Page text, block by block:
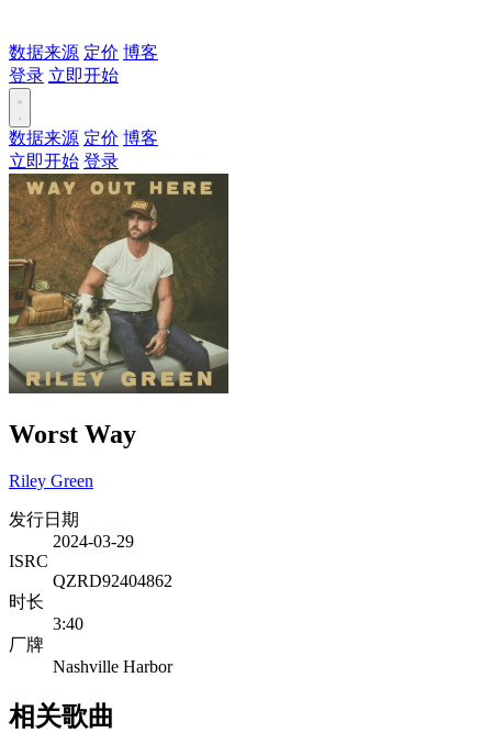
数据来源 定价 博客
登录 立即开始
数据来源 定价 博客
立即开始 登录
Worst Way
Riley Green
发行日期
2024-03-29
ISRC
QZRD92404862
时长
3:40
厂牌
Nashville Harbor
相关歌曲